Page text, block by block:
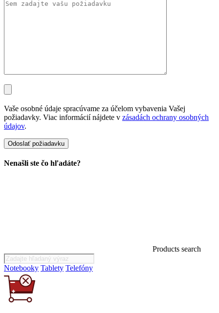
Vaše osobné údaje spracúvame za účelom vybavenia Vašej
požiadavky. Viac informácií nájdete v zásadách ochrany osobných
údajov.
Nenašli ste čo hľadáte?
Products search
Notebooky Tablety Telefóny